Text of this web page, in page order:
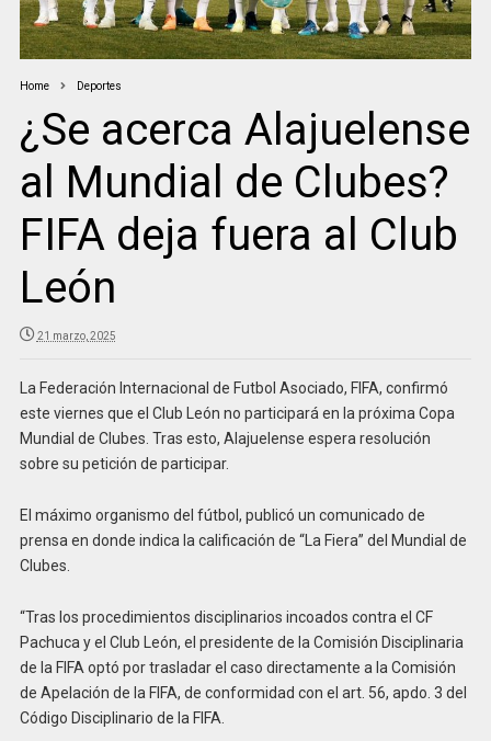
Home Deportes
¿Se acerca Alajuelense
al Mundial de Clubes?
FIFA deja fuera al Club
León
21 marzo, 2025
La Federación Internacional de Futbol Asociado, FIFA, confirmó
este viernes que el Club León no participará en la próxima Copa
Mundial de Clubes. Tras esto, Alajuelense espera resolución
sobre su petición de participar.
El máximo organismo del fútbol, publicó un comunicado de
prensa en donde indica la calificación de “La Fiera” del Mundial de
Clubes.
“Tras los procedimientos disciplinarios incoados contra el CF
Pachuca y el Club León, el presidente de la Comisión Disciplinaria
de la FIFA optó por trasladar el caso directamente a la Comisión
de Apelación de la FIFA, de conformidad con el art. 56, apdo. 3 del
Código Disciplinario de la FIFA.